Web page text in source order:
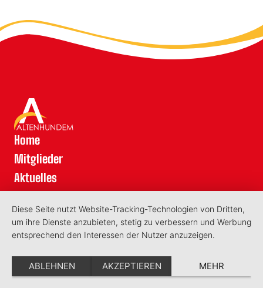
Home
Mitglieder
Aktuelles
Schatzkarte
Datenschutz
©2026 - Aktionsring Lennestadt-Altenhundem e.V.
Diese Seite nutzt Website-Tracking-Technologien von Dritten,
um ihre Dienste anzubieten, stetig zu verbessern und Werbung
entsprechend den Interessen der Nutzer anzuzeigen.
ABLEHNEN AKZEPTIEREN MEHR